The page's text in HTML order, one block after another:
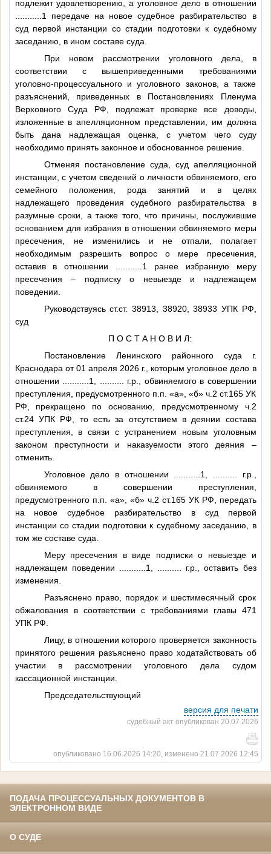
подлежит удовлетворению, а уголовное дело в отношении
...........1
передаче на новое судебное разбирательство в
суд первой инстанции со стадии подготовки к судебному
заседанию, в ином составе суда.
При новом рассмотрении уголовного дела, в
соответствии с вышеприведенными требованиями
уголовно-процессуального и уголовного законов, а также
разъяснений, приведенных в Постановлениях Пленума
Верховного Суда РФ, подлежат проверке все доводы,
изложенные в апелляционном представлении, им должна
быть дана надлежащая оценка, с учетом чего суду
необходимо принять законное и обоснованное решение.
Отменяя постановление суда, суд апелляционной
инстанции, с учетом сведений о личности обвиняемого, его
семейного положения, рода занятий и в целях
надлежащего проведения судебного разбирательства в
разумные сроки, а также того, что причины, послужившие
основанием для избрания в отношении обвиняемого меры
пресечения, не изменились и не отпали, полагает
необходимым разрешить вопрос о мере пресечения,
оставив в отношении
...........1
ранее избранную меру
пресечения – подписку о невыезде и надлежащем
поведении.
Руководствуясь ст.ст. 38913, 38920, 38933 УПК РФ,
суд
П О С Т А Н О В И Л:
Постановление Ленинского районного суда г.
Краснодара от 01 апреля 2026 г., которым уголовное дело в
отношении
...........1
г.р., обвиняемого в совершении
преступления, предусмотренного п.п. «а», «б» ч.2 ст.165 УК
РФ, прекращено по основанию, предусмотренному ч.2
ст.24 УПК РФ, то есть за отсутствием в деянии состава
преступления, в связи с устранением новым уголовным
законом преступности и наказуемости этого деяния –
отменить.
Уголовное дело в отношении
...........1
г.р.,
обвиняемого в совершении преступления,
предусмотренного п.п. «а», «б» ч.2 ст.165 УК РФ, передать
на новое судебное разбирательство в суд первой
инстанции со стадии подготовки к судебному заседанию, в
том же составе суда.
Меру пресечения в виде подписки о невыезде и
надлежащем поведении
...........1
г.р., оставить без
изменения.
Разъяснено право, порядок и шестимесячный срок
обжалования в соответствии с требованиями главы 471
УПК РФ.
Лицу, в отношении которого проверяется законность
принятого решения разъяснено право ходатайствовать об
участии в рассмотрении уголовного дела судом
кассационной инстанции.
Председательствующий
версия для печати
судебный акт опубликован 20.07.2026
опубликовано 16.06.2026 14:20, изменено 21.07.2026 12:45
ПОДАЧА ПРОЦЕССУАЛЬНЫХ ДОКУМЕНТОВ В
ЭЛЕКТРОННОМ ВИДЕ
О СУДЕ